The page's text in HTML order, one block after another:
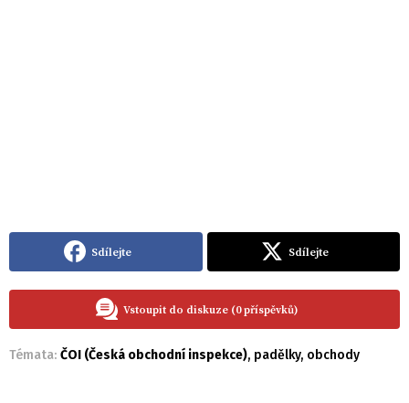
Sdílejte Sdílejte
Vstoupit do diskuze (0 příspěvků)
Témata: ČOI (Česká obchodní inspekce), padělky, obchody